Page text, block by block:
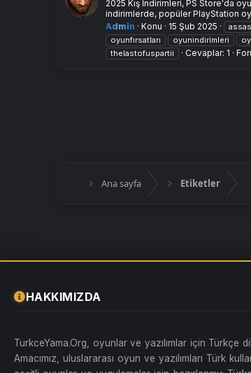
2025 Kış İndirimleri, PS Store'da
indirimlerde, popüler PlayStation
Admin
Konu 15 Şub 2025
oyunfırsatları
oyuni̇ndirimleri
thelastofuspartii
Cevaplar: 1
Ana sayfa Etiketler
HAKKIMIZDA
TurkceYama.Org, oyunlar ve yazılımlar için Türkçe
Amacımız, uluslararası oyun ve yazılımları Türk